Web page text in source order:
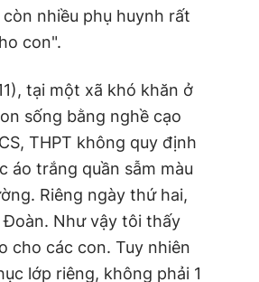
nhiều phụ huynh rất
con".
tại một xã khó khăn ở
sống bằng nghề cạo
THPT không quy định
áo trắng quần sẫm màu
Riêng ngày thứ hai,
Đoàn. Như vậy tôi thấy
cho các con. Tuy nhiên
lớp riêng, không phải 1